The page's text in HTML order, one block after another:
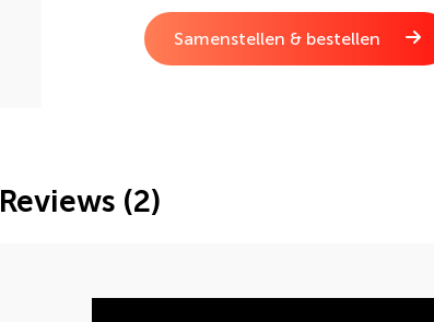
Samenstellen & bestellen
Reviews (2)